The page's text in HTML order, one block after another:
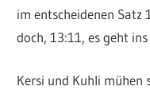
im entscheidenen
doch, 13:11, es geht
Kersi und Kuhli mühen